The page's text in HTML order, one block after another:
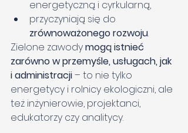
energetyczną i cyrkularną,
przyczyniają się do
zrównoważonego rozwoju.
Zielone zawody mogą istnieć
zarówno w przemyśle, usługach, jak
i administracji – to nie tylko
energetycy i rolnicy ekologiczni, ale
też inżynierowie, projektanci,
edukatorzy czy analitycy.